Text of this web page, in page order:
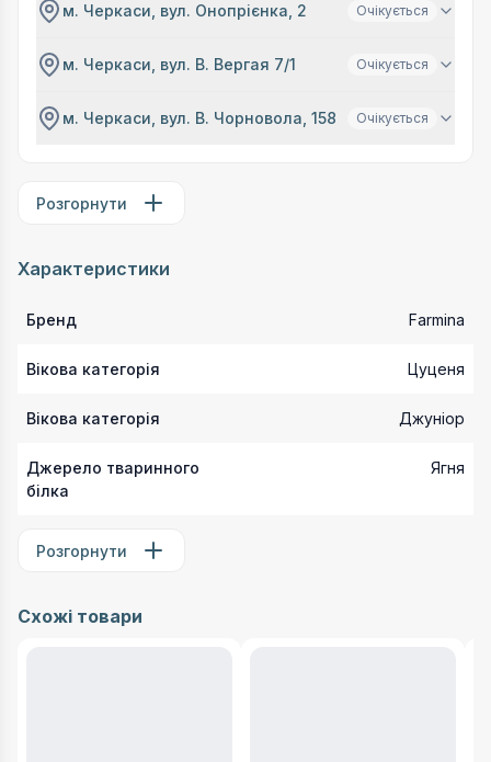
м. Черкаси, вул. Онопрієнка, 2 Очікується
м. Черкаси, вул. В. Вергая 7/1 Очікується
м. Черкаси, вул. В. Чорновола, 158 Очікується
Розгорнути
Характеристики
Бренд Farmina
Вікова категорія Цуценя
Вікова категорія Джуніор
Джерело тваринного
білка
Ягня
Розгорнути
Схожі товари